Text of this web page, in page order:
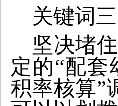
关键词
坚决堵
定的“配
积率核算”